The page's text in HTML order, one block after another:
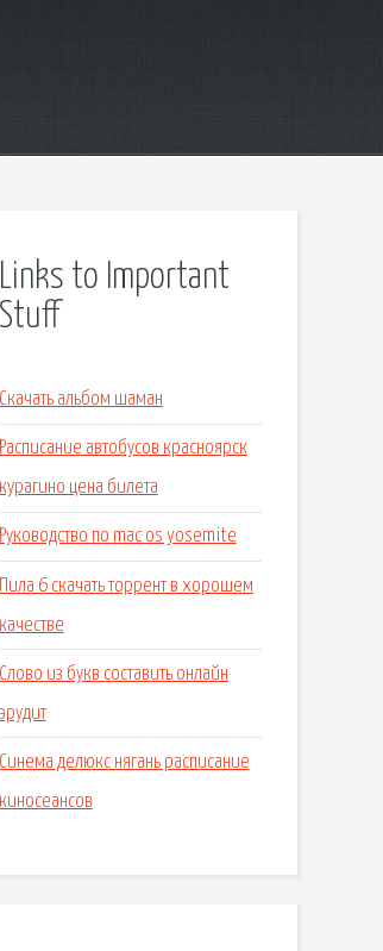
Links to Important
Stuff
Скачать альбом шаман
Расписание автобусов красноярск
курагино цена билета
Руководство по mac os yosemite
Пила 6 скачать торрент в хорошем
качестве
Слово из букв составить онлайн
эрудит
Синема делюкс нягань расписание
киносеансов